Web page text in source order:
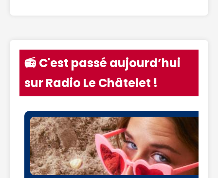
📻 C'est passé aujourd’hui
sur Radio Le Châtelet !